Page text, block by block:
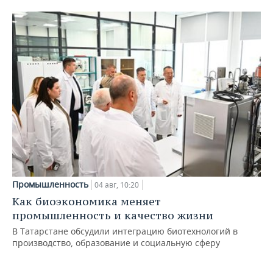
Промышленность 04 авг, 10:20
Как биоэкономика меняет
промышленность и качество жизни
В Татарстане обсудили интеграцию биотехнологий в
производство, образование и социальную сферу